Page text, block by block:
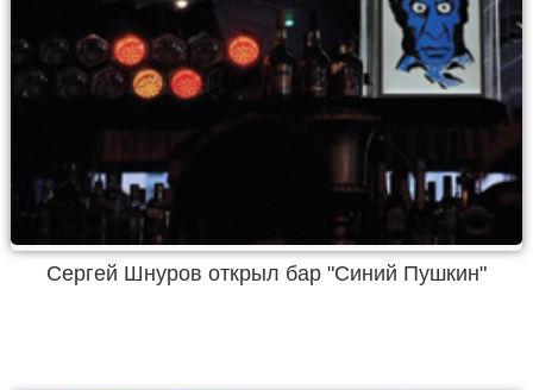
Сергей Шнуров открыл бар "Синий Пушкин"